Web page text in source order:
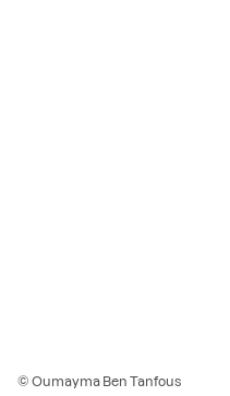
© Oumayma Ben Tanfous